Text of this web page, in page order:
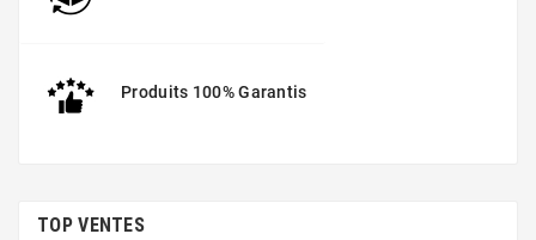
Produits 100% Garantis
TOP VENTES